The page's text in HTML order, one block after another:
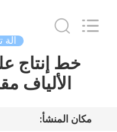
الصفحة
الرئيسية
منتجات
Equipment
آلة
خط إنتاج
الألياف
مكان المنشأ: